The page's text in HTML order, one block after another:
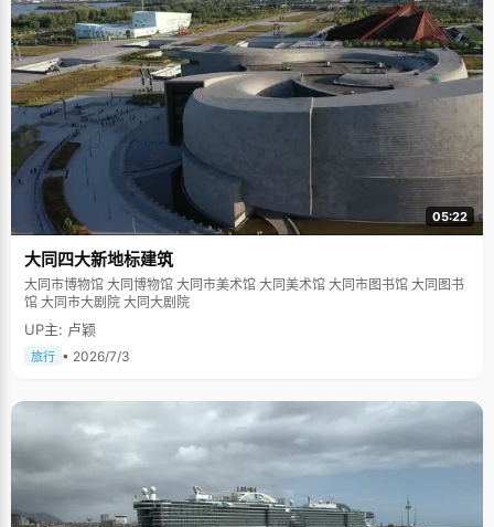
05:22
大同四大新地标建筑
大同市博物馆 大同博物馆 大同市美术馆 大同美术馆 大同市图书馆 大同图书
馆 大同市大剧院 大同大剧院
UP主: 卢颖
旅行 • 2026/7/3